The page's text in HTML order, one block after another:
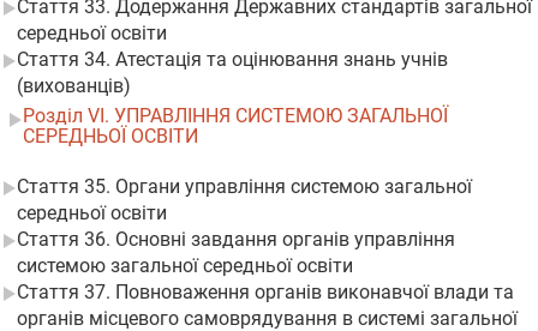
Стаття 33. Додержання Державних стандартів загальної
середньої освіти
Стаття 34. Атестація та оцінювання знань учнів
(вихованців)
Розділ VI. УПРАВЛІННЯ СИСТЕМОЮ ЗАГАЛЬНОЇ
СЕРЕДНЬОЇ ОСВІТИ
Стаття 35. Органи управління системою загальної
середньої освіти
Стаття 36. Основні завдання органів управління
системою загальної середньої освіти
Стаття 37. Повноваження органів виконавчої влади та
органів місцевого самоврядування в системі загальної